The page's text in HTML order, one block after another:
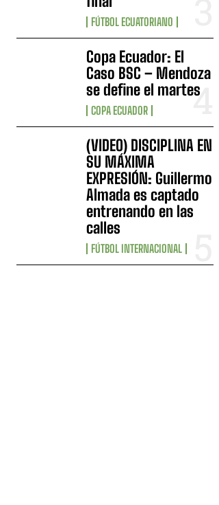
FÚTBOL ECUATORIANO
Copa Ecuador: El
Caso BSC – Mendoza
se define el martes
COPA ECUADOR
(VIDEO) DISCIPLINA EN
SU MÁXIMA
EXPRESIÓN: Guillermo
Almada es captado
entrenando en las
calles
FÚTBOL INTERNACIONAL